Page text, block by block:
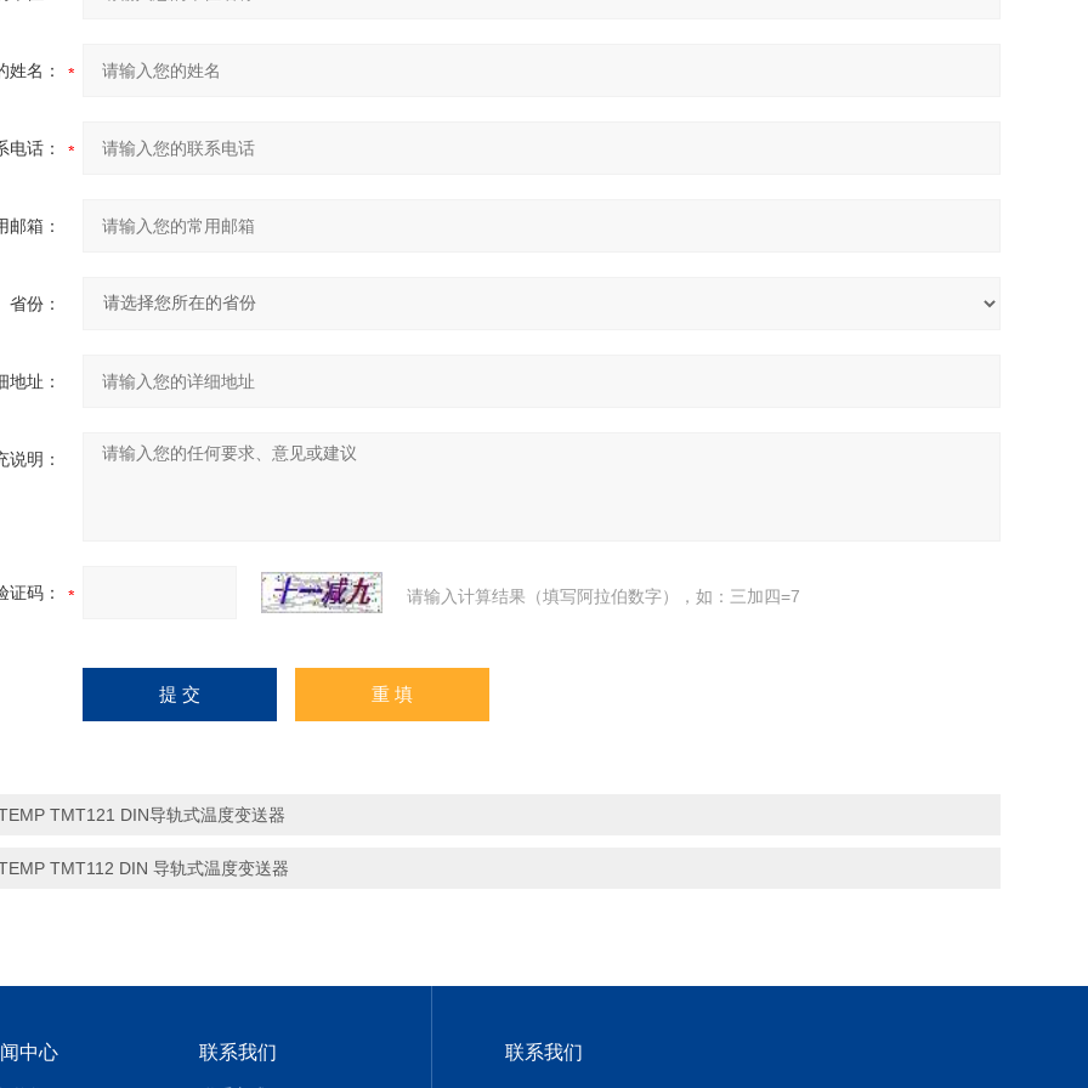
姓名：
电话：
邮箱：
省份：
地址：
说明：
证码： 请输入计算结果（填写阿拉伯数字），如：三加四=7
TMT121 DIN导轨式温度变送器
TMT112 DIN 导轨式温度变送器
中心 联系我们 联系我们